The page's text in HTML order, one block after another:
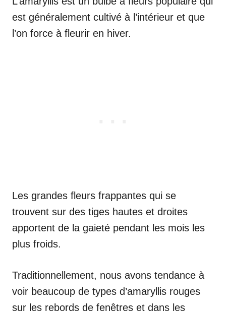
est généralement cultivé à l’intérieur et que
l’on force à fleurir en hiver.
Les grandes fleurs frappantes qui se
trouvent sur des tiges hautes et droites
apportent de la gaieté pendant les mois les
plus froids.
Traditionnellement, nous avons tendance à
voir beaucoup de types d’amaryllis rouges
sur les rebords de fenêtres et dans les